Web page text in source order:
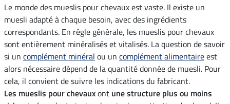
Le monde des mueslis pour chevaux est vaste. Il existe un
muesli adapté à chaque besoin, avec des ingrédients
correspondants. En règle générale, les mueslis pour chevaux
sont entièrement minéralisés et vitalisés. La question de savoir
si un complément minéral ou un complément alimentaireest
alors nécessaire dépend de la quantité donnée de muesli. Pour
cela, il convient de suivre les indications du fabricant.
Les mueslis pour chevauxont une structure plus ou moins